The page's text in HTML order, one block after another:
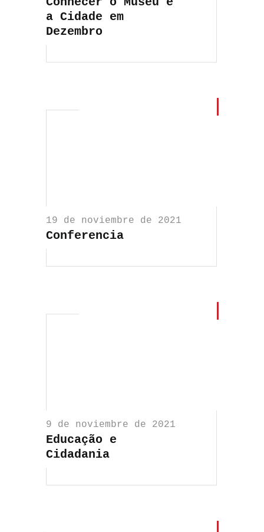
a Cidade em
Dezembro
19 de noviembre de 2021
Conferencia
9 de noviembre de 2021
Educação e
Cidadania